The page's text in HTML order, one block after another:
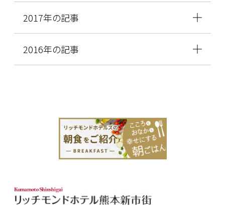
2017年の記事
2016年の記事